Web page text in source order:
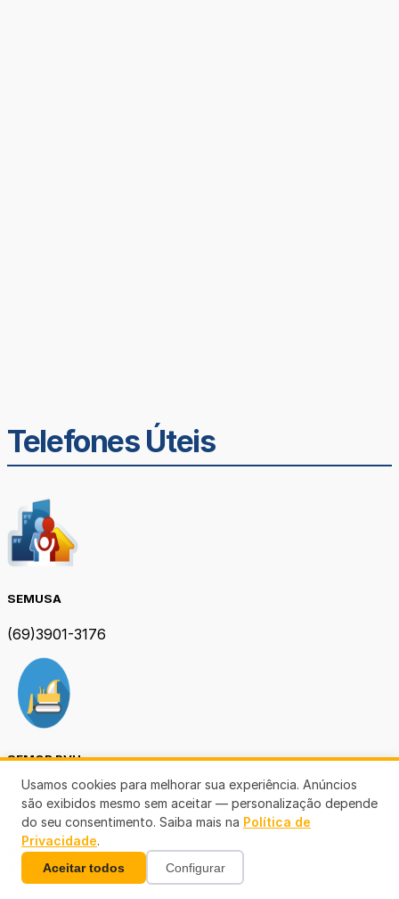
Telefones Úteis
SEMUSA
(69)3901-3176
SEMOB PVH
(69) 3901-3167
Usamos cookies para melhorar sua experiência. Anúncios
são exibidos mesmo sem aceitar — personalização depende
do seu consentimento. Saiba mais na Política de
Privacidade.
Aceitar todos Configurar